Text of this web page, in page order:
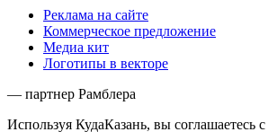
Реклама на сайте
Коммерческое предложение
Медиа кит
Логотипы в векторе
— партнер Рамблера
Используя КудаКазань, вы соглашаетесь с